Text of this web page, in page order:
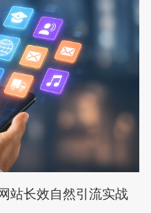
站长效自然引流实战